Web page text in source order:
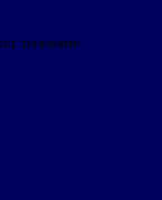
necessarie.